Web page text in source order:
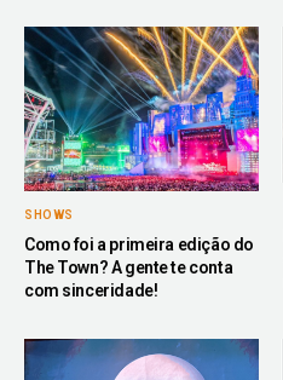
SHOWS
Como foi a primeira edição do
The Town? A gente te conta
com sinceridade!